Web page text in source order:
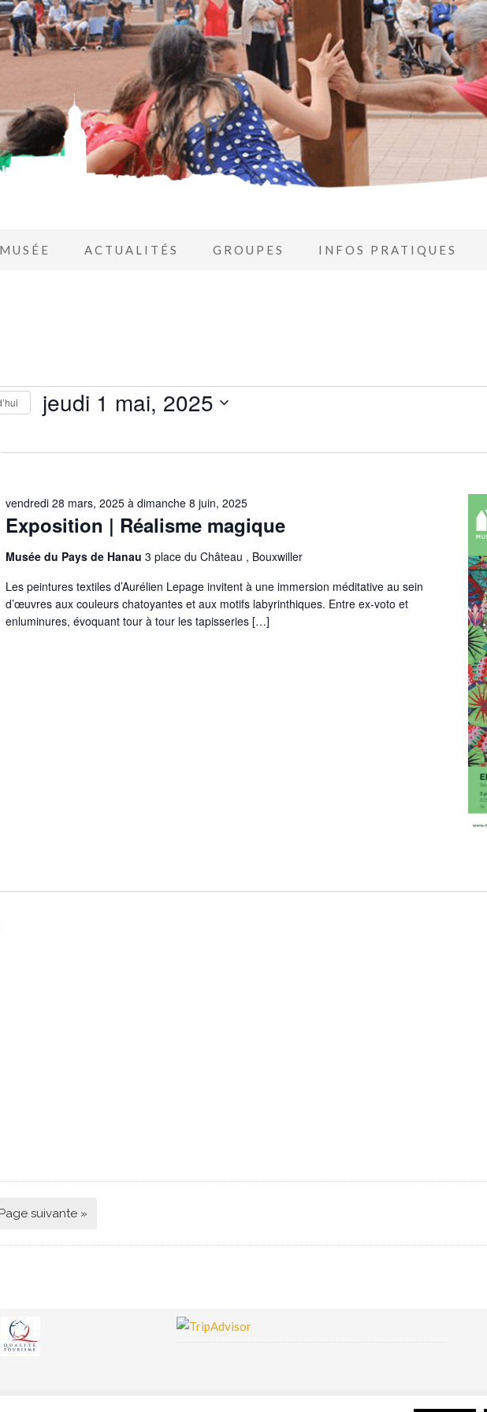
ACTUALITÉS GROUPES INFOS PRATIQUES
jeudi 1 mai, 2025
Exposition | Réalisme magique
vendredi 28 mars, 2025 àdimanche 8 juin, 2025
Musée du Pays de Hanau3 place du Château , Bouxwiller
Les peintures textiles d’Aurélien Lepage invitent à une immersion méditative au sein
d’œuvres aux couleurs chatoyantes et aux motifs labyrinthiques. Entre ex-voto et
enluminures, évoquant tour à tour les tapisseries […]
Page suivante »